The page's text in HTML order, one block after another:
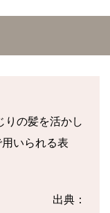
りの髪を活かし
いられる表
出典：